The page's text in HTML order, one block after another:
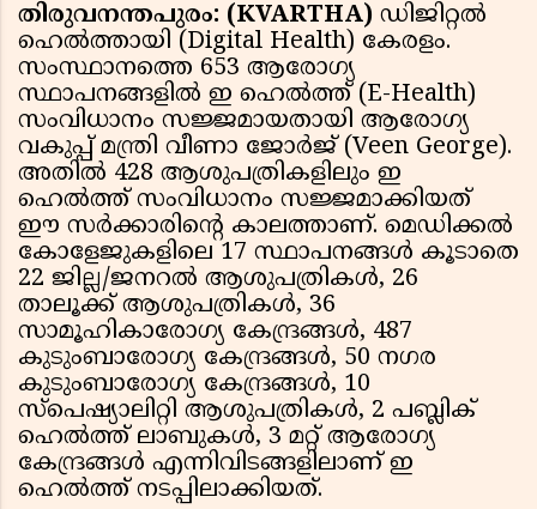
തിരുവനന്തപുരം: (KVARTHA) ഡിജിറ്റല്‍
ഹെല്‍ത്തായി (Digital Health) കേരളം.
സംസ്ഥാനത്തെ 653 ആരോഗ്യ
സ്ഥാപനങ്ങളില്‍ ഇ ഹെല്‍ത്ത് (E-Health)
സംവിധാനം സജ്ജമായതായി ആരോഗ്യ
വകുപ്പ് മന്ത്രി വീണാ ജോര്‍ജ് (Veen George).
അതില്‍ 428 ആശുപത്രികളിലും ഇ
ഹെല്‍ത്ത് സംവിധാനം സജ്ജമാക്കിയത്
ഈ സര്‍ക്കാരിന്റെ കാലത്താണ്. മെഡിക്കല്‍
കോളേജുകളിലെ 17 സ്ഥാപനങ്ങള്‍ കൂടാതെ
22 ജില്ല/ജനറല്‍ ആശുപത്രികള്‍, 26
താലൂക്ക് ആശുപത്രികള്‍, 36
സാമൂഹികാരോഗ്യ കേന്ദ്രങ്ങള്‍, 487
കുടുംബാരോഗ്യ കേന്ദ്രങ്ങള്‍, 50 നഗര
കുടുംബാരോഗ്യ കേന്ദ്രങ്ങള്‍, 10
സ്‌പെഷ്യാലിറ്റി ആശുപത്രികള്‍, 2 പബ്ലിക്
ഹെല്‍ത്ത് ലാബുകള്‍, 3 മറ്റ് ആരോഗ്യ
കേന്ദ്രങ്ങള്‍ എന്നിവിടങ്ങളിലാണ് ഇ
ഹെല്‍ത്ത് നടപ്പിലാക്കിയത്.